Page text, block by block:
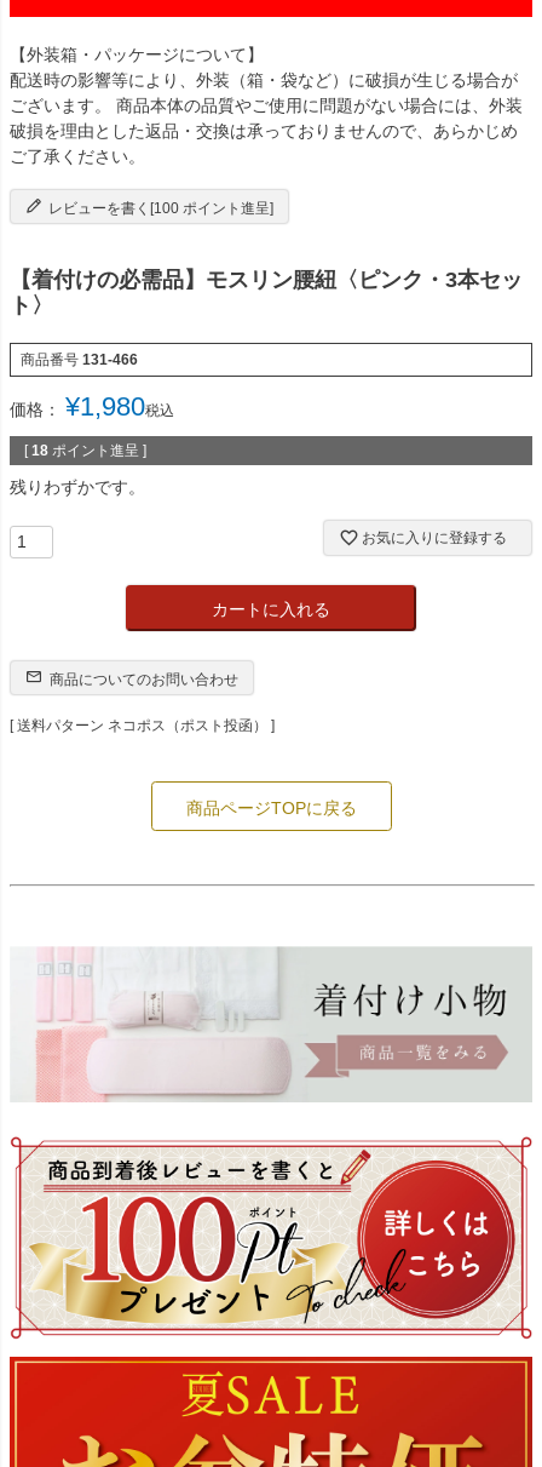
【外装箱・パッケージについて】
配送時の影響等により、外装（箱・袋など）に破損が生じる場合が
ございます。 商品本体の品質やご使用に問題がない場合には、外装
破損を理由とした返品・交換は承っておりませんので、あらかじめ
ご了承ください。
レビューを書く[100 ポイント進呈]
【着付けの必需品】モスリン腰紐〈ピンク・3本セッ
ト〉
商品番号 131-466
価格： ¥1,980税込
[ 18 ポイント進呈 ]
残りわずかです。
お気に入りに登録する
カートに入れる
商品についてのお問い合わせ
送料パターン ネコポス（ポスト投函）
商品ページTOPに戻る